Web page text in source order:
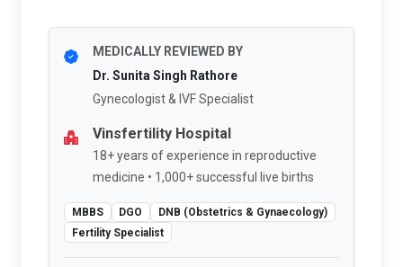
MEDICALLY REVIEWED BY
Dr. Sunita Singh Rathore
Gynecologist & IVF Specialist
Vinsfertility Hospital
18+ years of experience in reproductive
medicine • 1,000+ successful live births
MBBS DGO
DNB (Obstetrics & Gynaecology)
Fertility Specialist